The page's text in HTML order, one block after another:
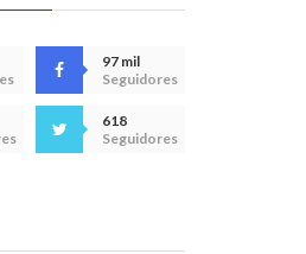
97 mil
Seguidores
618
Seguidores